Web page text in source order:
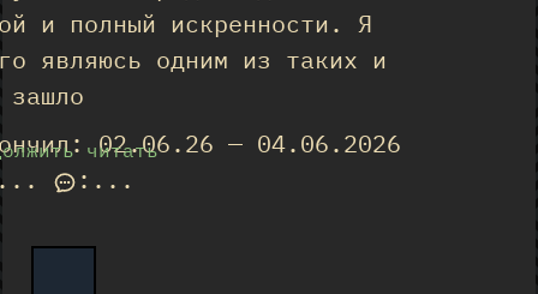
и полный искренности. Я
являюсь одним из таких и
зашло
читать
02.06.26 — 04.06.2026
: ...